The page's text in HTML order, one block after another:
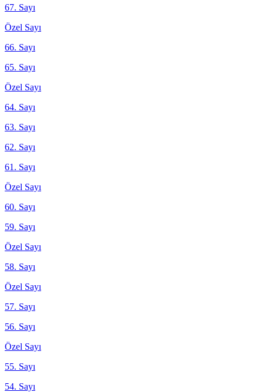
67. Sayı
Özel Sayı
66. Sayı
65. Sayı
Özel Sayı
64. Sayı
63. Sayı
62. Sayı
61. Sayı
Özel Sayı
60. Sayı
59. Sayı
Özel Sayı
58. Sayı
Özel Sayı
57. Sayı
56. Sayı
Özel Sayı
55. Sayı
54. Sayı